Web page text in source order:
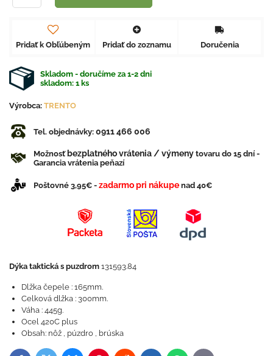
Pridať k Obľúbeným Pridať do zoznamu Doručenia
Skladom - doručíme za 1-2 dni
skladom: 1 ks
Výrobca: TRENTO
Tel. objednávky: 0911 466 006
Možnosťbezplatného vrátenia / výmeny tovaru do 15 dní -
Garancia vrátenia peňazí
Poštovné 3,95€ - zadarmo pri nákupe nad 40€
Dýka taktická s puzdrom 131593.84
Dlžka čepele : 165mm.
Celková dlžka : 300mm.
Váha : 445g.
Ocel 420C plus
Obsah: nôž , púzdro , brúska